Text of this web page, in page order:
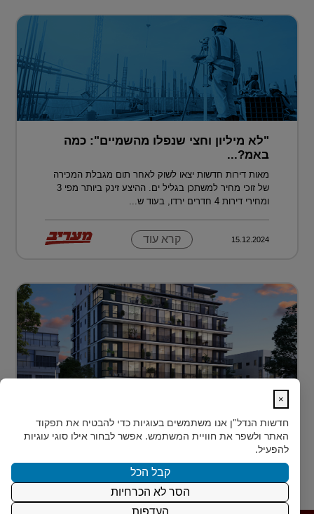
"לא מיליון וחצי שנפלו מהשמיים": כמה
באמ?...
מאות דירות חדשות יצאו לשוק לאחר תום מגבלת המכירה
של זוכי מחיר למשתכן בגליל ים. ההיצע זינק ביותר מפי 3
ומחירי דירות 4 חדרים ירדו, בעוד ש...
15.12.2024 קרא עוד
בלב הצפון-הישן של תל אביב, במרחק דקות הליכה ספורות
מהלוקיישנים האייקוניים ביותר בעיר, מציעה Rozio
SELECTED - מותג הי?...
15.12.2024 קרא עוד
×
חדשות הנדל"ן אנו משתמשים בעוגיות כדי להבטיח את תפקוד
האתר ולשפר את חוויית המשתמש. אפשר לבחור אילו סוגי עוגיות
להפעיל.
קבל הכל
הסר לא הכרחיות
העדפות